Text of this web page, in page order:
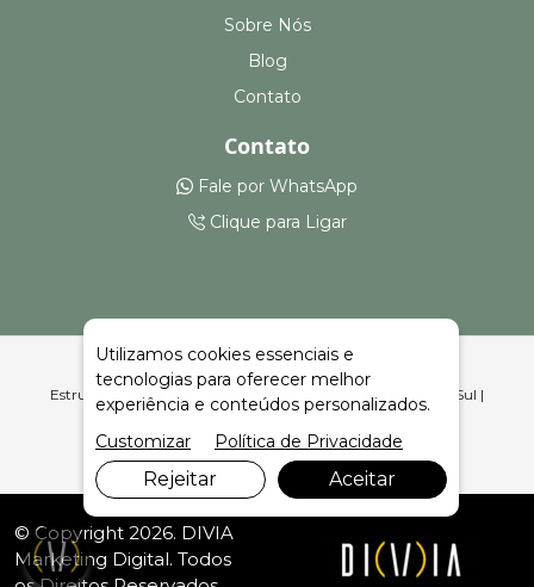
Sobre Nós
Blog
Contato
Contato
Fale por WhatsApp
Clique para Ligar
Estruturas para Feiras, Eventos e Armazenagem Caxias do Sul |
Celeiro Feiras e Eventos
© Copyright 2026. DIVIA
Marketing Digital. Todos
Utilizamos cookies essenciais e
tecnologias para oferecer melhor
experiência e conteúdos personalizados.
Customizar
Política de Privacidade
Rejeitar Aceitar